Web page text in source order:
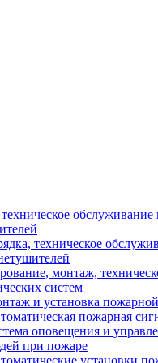
техническое
техническое
монтаж,
систем
и установка
пожарная
оповещения и
при пожаре
установки